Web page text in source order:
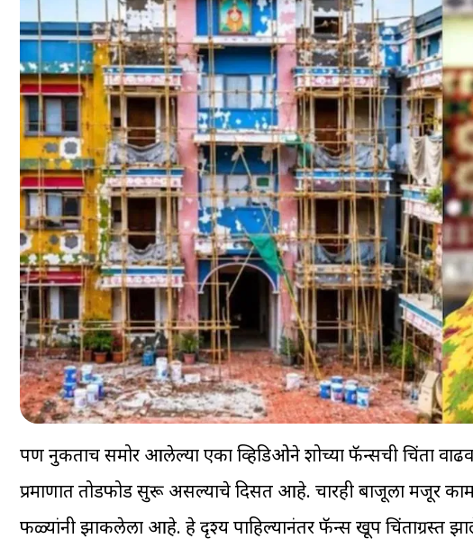
पण नुकताच समोर आलेल्या एका व्हिडिओने शोच्या फॅन्सची चिंता
प्रमाणात तोडफोड सुरू असल्याचे दिसत आहे. चारही बाजूला मजूर
फळ्यांनी झाकलेला आहे. हे दृश्य पाहिल्यानंतर फॅन्स खूप चिंताग्रस्त